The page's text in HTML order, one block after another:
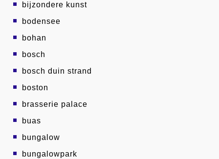
bijzondere kunst
bodensee
bohan
bosch
bosch duin strand
boston
brasserie palace
buas
bungalow
bungalowpark